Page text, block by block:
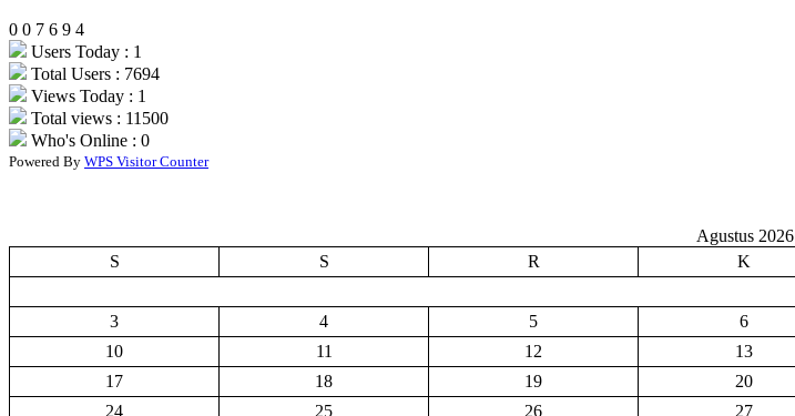
0 0 7 6 9 4
Users Today : 1
Total Users : 7694
Views Today : 1
Total views : 11500
Who's Online : 0
Powered By WPS Visitor Counter
Agustus 2026
S
S R K
3
4 5 6
10
11 12 13
17
18 19 20
24
25 26 27